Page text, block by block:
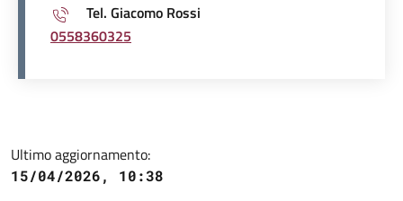
Tel. Giacomo Rossi
0558360325
Ultimo aggiornamento:
15/04/2026, 10:38